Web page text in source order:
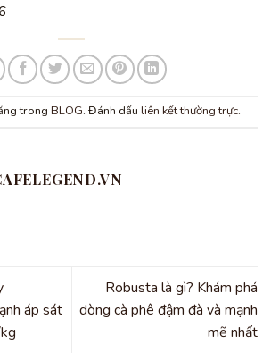
trong BLOG. Đánh dấu liên kết thường trực.
áp sát
Robusta là gì? Khám phá
dòng cà phê đậm đà và mạnh
mẽ nhất